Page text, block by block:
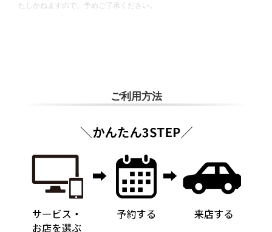
たしかねますので、予めご了承ください。
ご利用方法